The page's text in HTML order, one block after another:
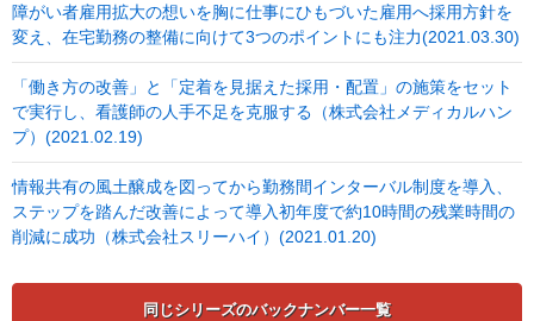
障がい者雇用拡大の想いを胸に仕事にひもづいた雇用へ採用方針を
変え、在宅勤務の整備に向けて3つのポイントにも注力(2021.03.30)
「働き方の改善」と「定着を見据えた採用・配置」の施策をセット
で実行し、看護師の人手不足を克服する（株式会社メディカルハン
プ）(2021.02.19)
情報共有の風土醸成を図ってから勤務間インターバル制度を導入、
ステップを踏んだ改善によって導入初年度で約10時間の残業時間の
削減に成功（株式会社スリーハイ）(2021.01.20)
同じシリーズのバックナンバー一覧